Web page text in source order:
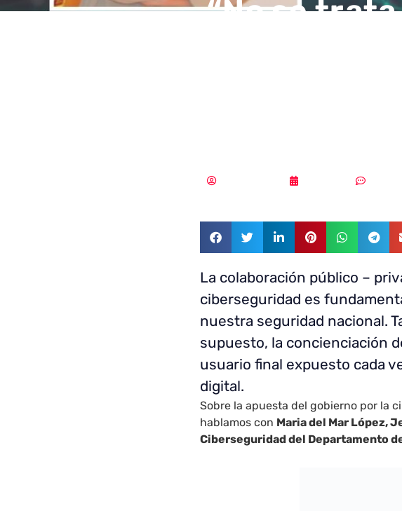
“No se
La colaboración público –
ciberseguridad es
nuestra seguridad nacional.
supuesto, la concienciación
usuario final expuesto cada
digital.
Sobre la apuesta del gobierno por la
hablamos con Maria del Mar López,
Ciberseguridad del Departamento